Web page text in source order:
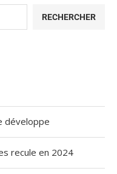
RECHERCHER
développe
recule en 2024